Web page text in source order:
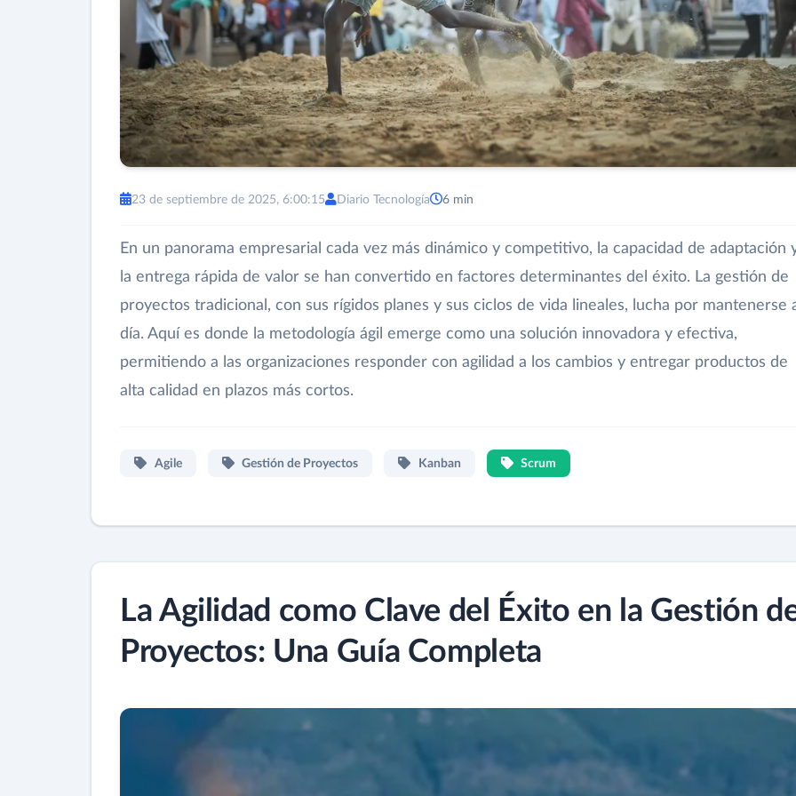
23 de septiembre de 2025, 6:00:15 Diario Tecnología 6 min
En un panorama empresarial cada vez más dinámico y competitivo, la capacidad de adaptación
la entrega rápida de valor se han convertido en factores determinantes del éxito. La gestión de
proyectos tradicional, con sus rígidos planes y sus ciclos de vida lineales, lucha por mantenerse
día. Aquí es donde la metodología ágil emerge como una solución innovadora y efectiva,
permitiendo a las organizaciones responder con agilidad a los cambios y entregar productos de
alta calidad en plazos más cortos.
Agile Gestión de Proyectos Kanban Scrum
La Agilidad como Clave del Éxito en la Gestión
Proyectos: Una Guía Completa